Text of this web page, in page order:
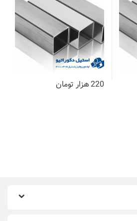
220هزار تومان